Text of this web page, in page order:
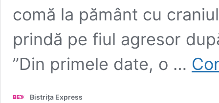
comă la pământ cu
prindă pe fiul agresor
”Din primele date, o …
Bistrița Express